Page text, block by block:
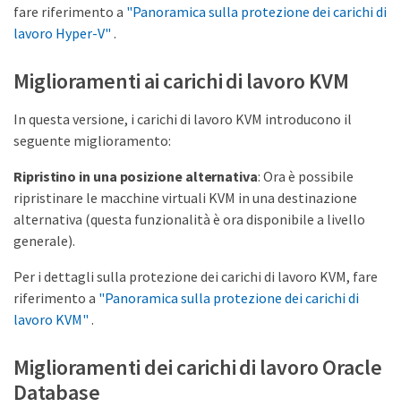
fare riferimento a "Panoramica sulla protezione dei carichi di
lavoro Hyper-V" .
Miglioramenti ai carichi di lavoro KVM
In questa versione, i carichi di lavoro KVM introducono il
seguente miglioramento:
Ripristino in una posizione alternativa: Ora è possibile
ripristinare le macchine virtuali KVM in una destinazione
alternativa (questa funzionalità è ora disponibile a livello
generale).
Per i dettagli sulla protezione dei carichi di lavoro KVM, fare
riferimento a "Panoramica sulla protezione dei carichi di
lavoro KVM" .
Miglioramenti dei carichi di lavoro Oracle
Database